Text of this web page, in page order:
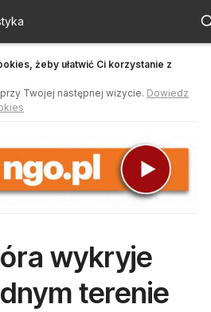
żeby ułatwić Ci korzystanie z
Twojej następnej wizycie. Dowiedz
wykryje
terenie